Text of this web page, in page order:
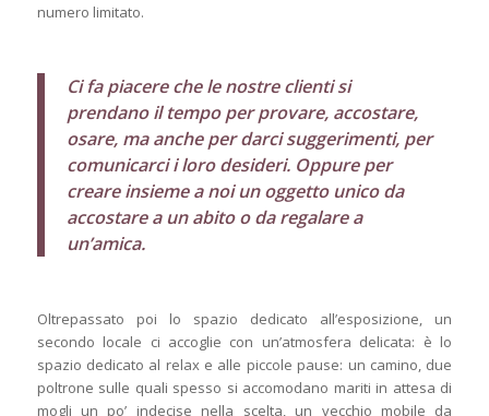
numero limitato.
Ci fa piacere che le nostre clienti si
prendano il tempo per provare, accostare,
osare, ma anche per darci suggerimenti, per
comunicarci i loro desideri. Oppure per
creare insieme a noi un oggetto unico da
accostare a un abito o da regalare a
un’amica.
Oltrepassato poi lo spazio dedicato all’esposizione, un
secondo locale ci accoglie con un’atmosfera delicata: è lo
spazio dedicato al relax e alle piccole pause: un camino, due
poltrone sulle quali spesso si accomodano mariti in attesa di
mogli un po’ indecise nella scelta, un vecchio mobile da